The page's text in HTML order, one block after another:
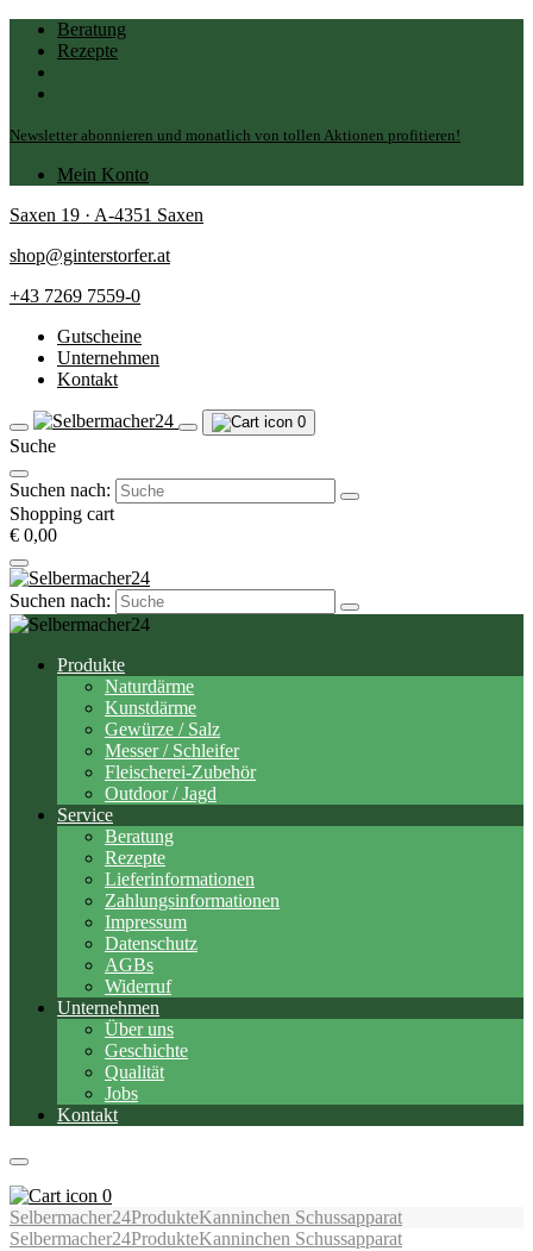
Beratung
Rezepte
Newsletter abonnieren und monatlich von tollen Aktionen profitieren!
Mein Konto
Saxen 19 · A-4351 Saxen
shop@ginterstorfer.at
+43 7269 7559-0
Gutscheine
Unternehmen
Kontakt
0
Suche
Suchen nach:
Shopping cart
€ 0,00
Suchen nach:
Produkte
Naturdärme
Kunstdärme
Gewürze / Salz
Messer / Schleifer
Fleischerei-Zubehör
Outdoor / Jagd
Service
Beratung
Rezepte
Lieferinformationen
Zahlungsinformationen
Impressum
Datenschutz
AGBs
Widerruf
Unternehmen
Über uns
Geschichte
Qualität
Jobs
Kontakt
0
Selbermacher24ProdukteKanninchen Schussapparat
Selbermacher24ProdukteKanninchen Schussapparat